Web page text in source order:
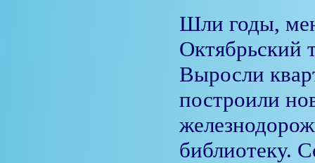
Шли годы,
Октябрьский
Выросли
построили
библиотеку.